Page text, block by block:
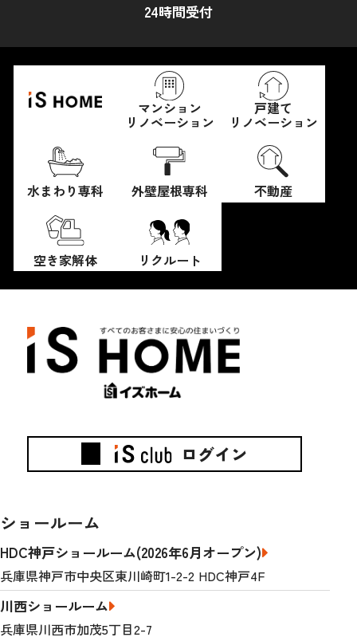
24時間受付
マンション
リノベーション
戸建て
リノベーション
水まわり専科 外壁屋根専科 不動産
空き家解体 リクルート
ログイン
ショールーム
HDC神戸ショールーム(2026年6月オープン)
兵庫県神戸市中央区東川崎町1-2-2 HDC神戸4F
川西ショールーム
兵庫県川西市加茂5丁目2-7